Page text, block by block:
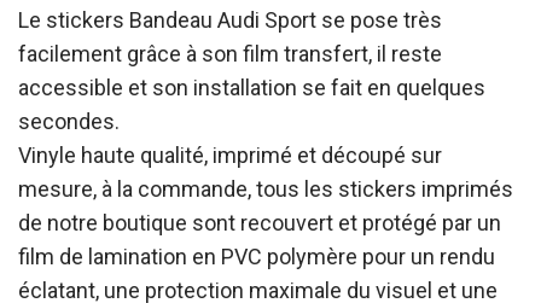
Le stickers Bandeau Audi Sport se pose très
facilement grâce à son film transfert, il reste
accessible et son installation se fait en quelques
secondes.
Vinyle haute qualité, imprimé et découpé sur
mesure, à la commande, tous les stickers imprimés
de notre boutique sont recouvert et protégé par un
film de lamination en PVC polymère pour un rendu
éclatant, une protection maximale du visuel et une